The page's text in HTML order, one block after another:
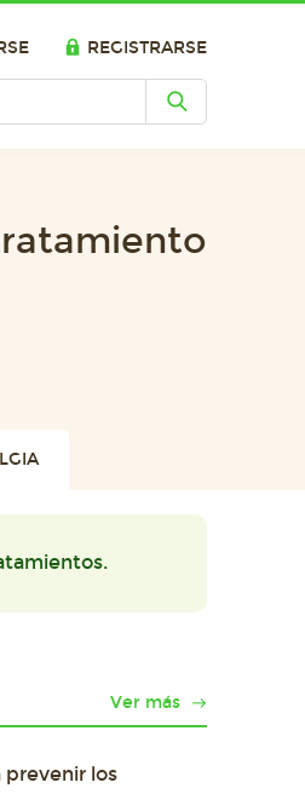
REGISTRARSE
Ver más
prevenir los